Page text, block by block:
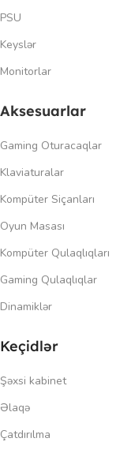
PSU
Keyslər
Monitorlar
Aksesuarlar
Gaming Oturacaqlar
Klaviaturalar
Kompüter Siçanları
Oyun Masası
Kompüter Qulaqlıqları
Gaming Qulaqlıqlar
Dinamiklər
Keçidlər
Şəxsi kabinet
Əlaqə
Çatdırılma